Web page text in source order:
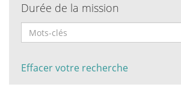
Durée de la mission
Effacer votre recherche